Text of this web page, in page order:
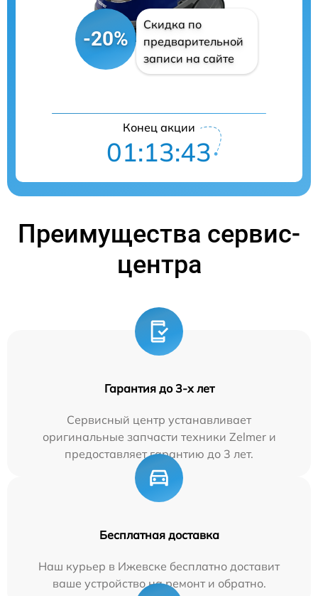
-20%
Скидка по
предварительной
записи на сайте
Конец акции
01:13:43
Преимущества сервис-
центра
Гарантия до 3-х лет
Сервисный центр устанавливает
оригинальные запчасти техники Zelmer и
предоставляет гарантию до 3 лет.
Бесплатная доставка
Наш курьер в Ижевске бесплатно доставит
ваше устройство на ремонт и обратно.